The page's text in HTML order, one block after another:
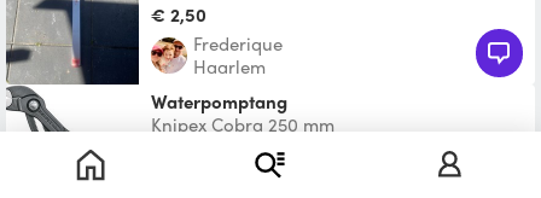
€ 2,50
Frederique
Haarlem
Waterpomptang
Knipex Cobra 250 mm